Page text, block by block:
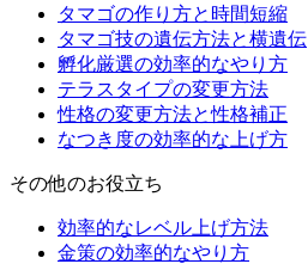
タマゴの作り方と時間短縮
タマゴ技の遺伝方法と横遺伝
孵化厳選の効率的なやり方
テラスタイプの変更方法
性格の変更方法と性格補正
なつき度の効率的な上げ方
その他のお役立ち
効率的なレベル上げ方法
金策の効率的なやり方